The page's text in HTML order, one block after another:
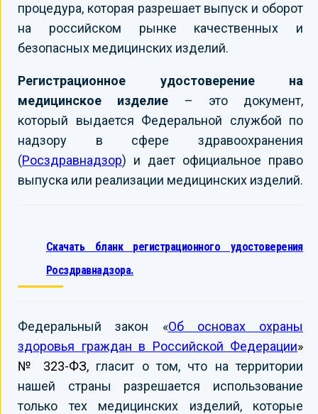
процедура, которая разрешает выпуск и оборот
на российском рынке качественных и
безопасных медицинских изделий.
Регистрационное удостоверение на
медицинское изделие – это документ,
который выдается Федеральной службой по
надзору в сфере здравоохранения
(Росздравнадзор) и дает официальное право
выпуска или реализации медицинских изделий.
Скачать бланк регистрационного удостоверения
Росздравнадзора.
Федеральный закон «Об основах охраны
здоровья граждан в Российской Федерации»
№ 323-ФЗ, гласит о том, что на территории
нашей страны разрешается использование
только тех медицинских изделий, которые